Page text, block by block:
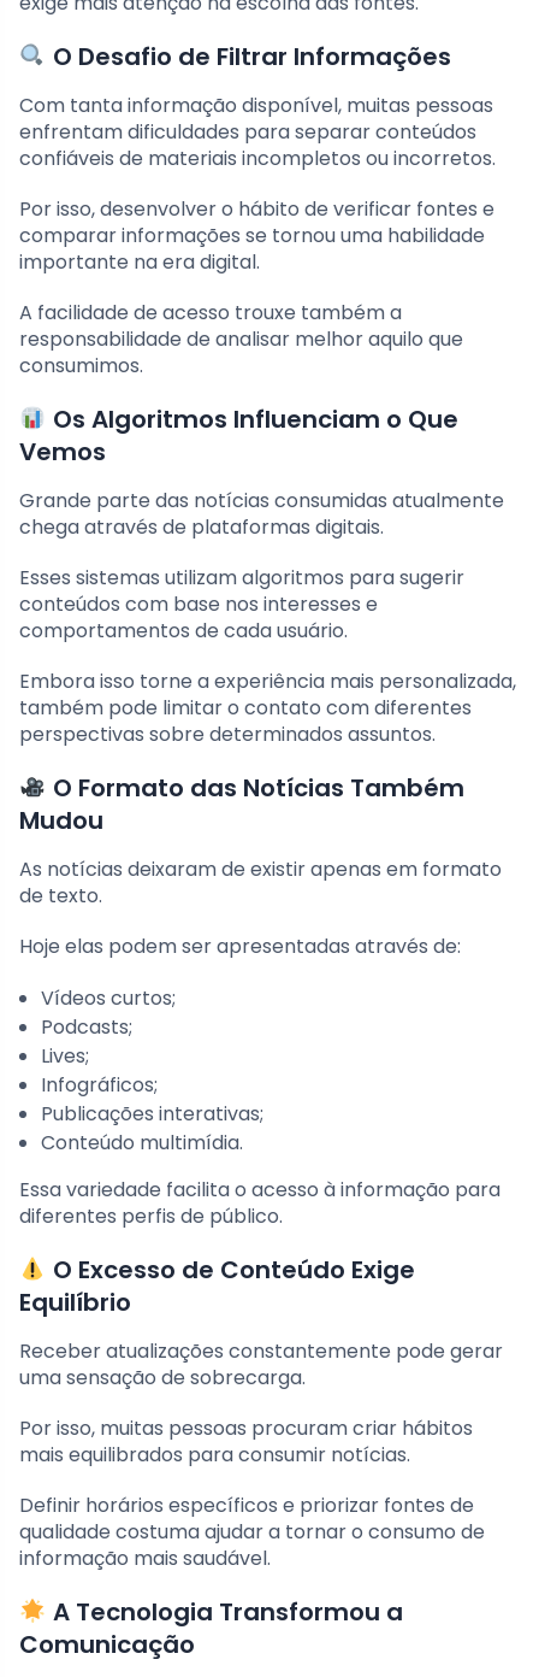
O Desafio de Filtrar Informações
Com tanta informação disponível, muitas pessoas
enfrentam dificuldades para separar conteúdos
confiáveis de materiais incompletos ou incorretos.
Por isso, desenvolver o hábito de verificar fontes e
comparar informações se tornou uma habilidade
importante na era digital.
A facilidade de acesso trouxe também a
responsabilidade de analisar melhor aquilo que
consumimos.
Os Algoritmos Influenciam o Que
Vemos
Grande parte das notícias consumidas atualmente
chega através de plataformas digitais.
Esses sistemas utilizam algoritmos para sugerir
conteúdos com base nos interesses e
comportamentos de cada usuário.
Embora isso torne a experiência mais personalizada,
também pode limitar o contato com diferentes
perspectivas sobre determinados assuntos.
O Formato das Notícias Também
Mudou
As notícias deixaram de existir apenas em formato
de texto.
Hoje elas podem ser apresentadas através de:
Vídeos curtos;
Podcasts;
Lives;
Infográficos;
Publicações interativas;
Conteúdo multimídia.
Essa variedade facilita o acesso à informação para
diferentes perfis de público.
O Excesso de Conteúdo Exige
Equilíbrio
Receber atualizações constantemente pode gerar
uma sensação de sobrecarga.
Por isso, muitas pessoas procuram criar hábitos
mais equilibrados para consumir notícias.
Definir horários específicos e priorizar fontes de
qualidade costuma ajudar a tornar o consumo de
informação mais saudável.
A Tecnologia Transformou a
Comunicação